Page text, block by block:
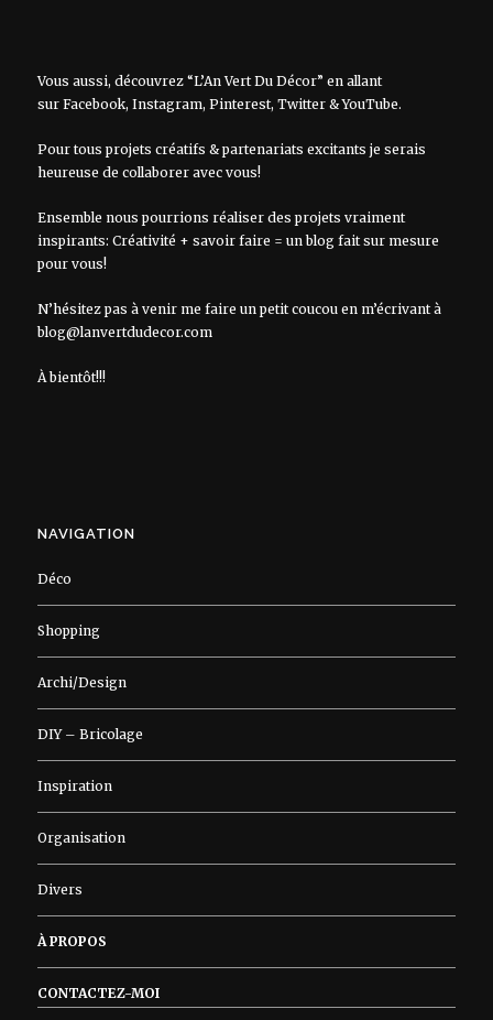
Vous aussi, découvrez “L’An Vert Du Décor” en allant
sur Facebook, Instagram, Pinterest, Twitter&YouTube.
Pour tous projets créatifs & partenariats excitants je serais
heureuse de collaborer avec vous!
Ensemble nous pourrions réaliser des projets vraiment
inspirants: Créativité + savoir faire = un blog fait sur mesure
pour vous!
N’hésitez pas à venir me faire un petit coucou en m’écrivant à
blog@lanvertdudecor.com
À bientôt!!!
NAVIGATION
Déco
Shopping
Archi/Design
DIY – Bricolage
Inspiration
Organisation
Divers
À PROPOS
CONTACTEZ-MOI